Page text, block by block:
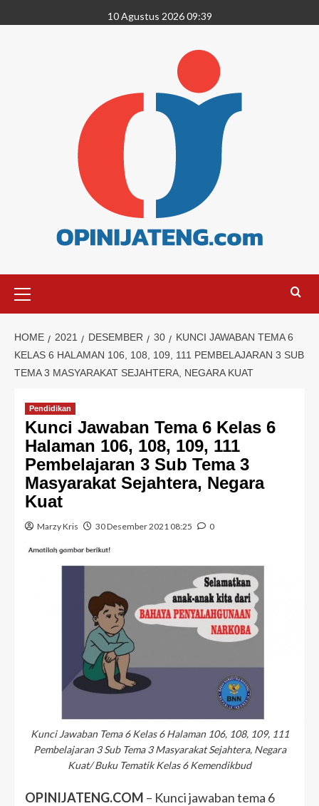
10 Agustus 2026 09:39
HOME 2021 DESEMBER 30
KUNCI JAWABAN TEMA 6
KELAS 6 HALAMAN 106, 108, 109, 111 PEMBELAJARAN 3 SUB
TEMA 3 MASYARAKAT SEJAHTERA, NEGARA KUAT
Pendidikan
Kunci Jawaban Tema 6 Kelas 6
Halaman 106, 108, 109, 111
Pembelajaran 3 Sub Tema 3
Masyarakat Sejahtera, Negara
Kuat
Marzy Kris 30 Desember 2021 08:25 0
Kunci Jawaban Tema 6 Kelas 6 Halaman 106, 108, 109, 111
Pembelajaran 3 Sub Tema 3 Masyarakat Sejahtera, Negara
Kuat/ Buku Tematik Kelas 6 Kemendikbud
OPINIJATENG.COM – Kunci jawaban tema 6